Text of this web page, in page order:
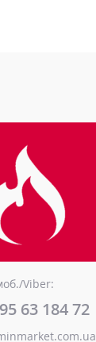
Viber:
63 184 72